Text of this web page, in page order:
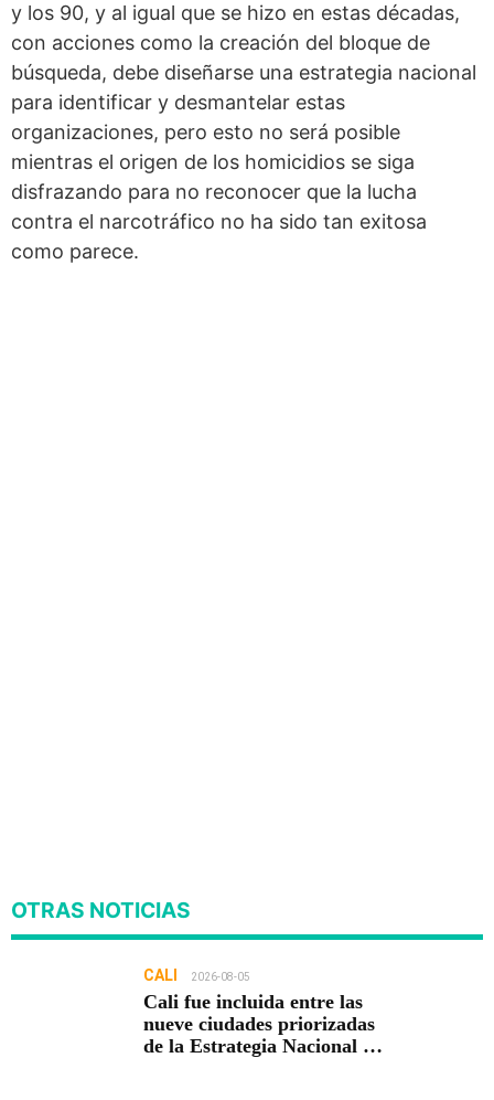
y los 90, y al igual que se hizo en estas décadas,
con acciones como la creación del bloque de
búsqueda, debe diseñarse una estrategia nacional
para identificar y desmantelar estas
organizaciones, pero esto no será posible
mientras el origen de los homicidios se siga
disfrazando para no reconocer que la lucha
contra el narcotráfico no ha sido tan exitosa
como parece.
OTRAS NOTICIAS
CALI 2026-08-05
Cali fue incluida entre las
nueve ciudades priorizadas
de la Estrategia Nacional de